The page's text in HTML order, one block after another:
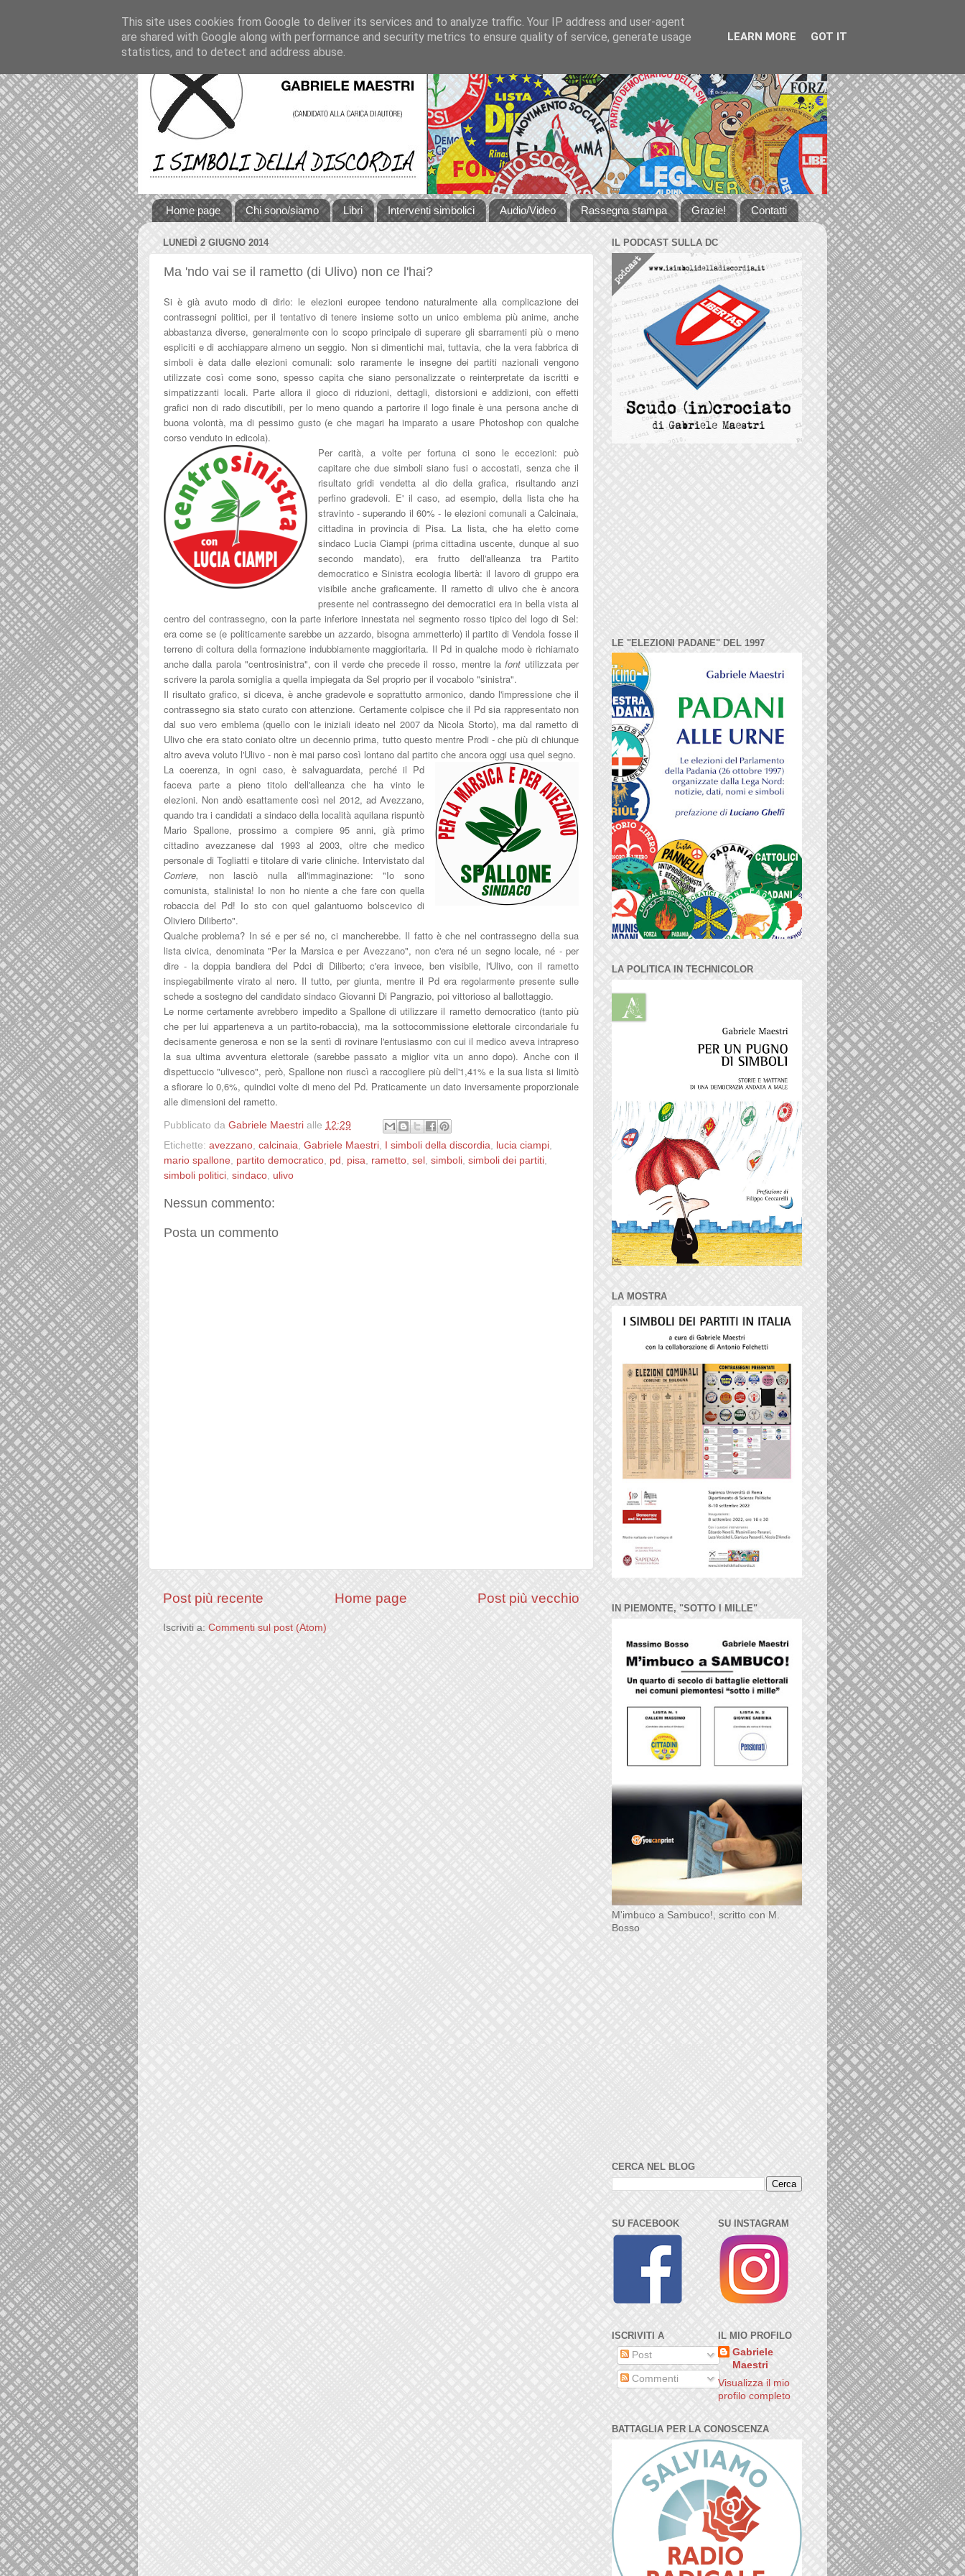
Home page Chi sono/siamo Libri Interventi simbolici Audio/Video Rassegna stampa Grazie! Contatti
LUNEDÌ 2 GIUGNO 2014
Ma 'ndo vai se il rametto (di Ulivo) non ce l'hai?
Si è già avuto modo di dirlo: le elezioni europee tendono naturalmente alla complicazione dei
contrassegni politici, per il tentativo di tenere insieme sotto un unico emblema più anime, anche
abbastanza diverse, generalmente con lo scopo principale di superare gli sbarramenti più o meno
espliciti e di acchiappare almeno un seggio. Non si dimentichi mai, tuttavia, che la vera fabbrica di
simboli è data dalle elezioni comunali: solo raramente le insegne dei partiti nazionali vengono
utilizzate così come sono, spesso capita che siano personalizzate o reinterpretate da iscritti e
simpatizzanti locali. Parte allora il gioco di riduzioni, dettagli, distorsioni e addizioni, con effetti
grafici non di rado discutibili, per lo meno quando a partorire il logo finale è una persona anche di
buona volontà, ma di pessimo gusto (e che magari ha imparato a usare Photoshop con qualche
corso venduto in edicola).
Per carità, a volte per fortuna ci sono le eccezioni: può
capitare che due simboli siano fusi o accostati, senza che il
risultato gridi vendetta al dio della grafica, risultando anzi
perfino gradevoli. E' il caso, ad esempio, della lista che ha
stravinto - superando il 60% - le elezioni comunali a Calcinaia,
cittadina in provincia di Pisa. La lista, che ha eletto come
sindaco Lucia Ciampi (prima cittadina uscente, dunque al suo
secondo mandato), era frutto dell'alleanza tra Partito
democratico e Sinistra ecologia libertà: il lavoro di gruppo era
visibile anche graficamente. Il rametto di ulivo che è ancora
presente nel contrassegno dei democratici era in bella vista al
centro del contrassegno, con la parte inferiore innestata nel segmento rosso tipico del logo di Sel:
era come se (e politicamente sarebbe un azzardo, bisogna ammetterlo) il partito di Vendola fosse il
terreno di coltura della formazione indubbiamente maggioritaria. Il Pd in qualche modo è richiamato
anche dalla parola "centrosinistra", con il verde che precede il rosso, mentre lafont utilizzata per
scrivere la parola somiglia a quella impiegata da Sel proprio per il vocabolo "sinistra".
Il risultato grafico, si diceva, è anche gradevole e soprattutto armonico, dando l'impressione che il
contrassegno sia stato curato con attenzione. Certamente colpisce che il Pd sia rappresentato non
dal suo vero emblema (quello con le iniziali ideato nel 2007 da Nicola Storto), ma dal rametto di
Ulivo che era stato coniato oltre un decennio prima, tutto questo mentre Prodi - che più di chiunque
altro aveva voluto l'Ulivo - non è mai parso così lontano dal partito che ancora oggi usa quel segno.
La coerenza, in ogni caso, è salvaguardata, perché il Pd
faceva parte a pieno titolo dell'alleanza che ha vinto le
elezioni. Non andò esattamente così nel 2012, ad Avezzano,
quando tra i candidati a sindaco della località aquilana rispuntò
Mario Spallone, prossimo a compiere 95 anni, già primo
cittadino avezzanese dal 1993 al 2003, oltre che medico
personale di Togliatti e titolare di varie cliniche. Intervistato dal
Corriere,
non lasciò nulla all'immaginazione: "Io sono
comunista, stalinista! Io non ho niente a che fare con quella
robaccia del Pd! Io sto con quel galantuomo bolscevico di
Oliviero Diliberto".
Qualche problema? In sé e per sé no, ci mancherebbe. Il fatto è che nel contrassegno della sua
lista civica, denominata "Per la Marsica e per Avezzano", non c'era né un segno locale, né - per
dire - la doppia bandiera del Pdci di Diliberto; c'era invece, ben visibile, l'Ulivo, con il rametto
inspiegabilmente virato al nero. Il tutto, per giunta, mentre il Pd era regolarmente presente sulle
schede a sostegno del candidato sindaco Giovanni Di Pangrazio, poi vittorioso al ballottaggio.
Le norme certamente avrebbero impedito a Spallone di utilizzare il rametto democratico (tanto più
che per lui apparteneva a un partito-robaccia), ma la sottocommissione elettorale circondariale fu
decisamente generosa e non se la sentì di rovinare l'entusiasmo con cui il medico aveva intrapreso
la sua ultima avventura elettorale (sarebbe passato a miglior vita un anno dopo). Anche con il
dispettuccio "ulivesco", però, Spallone non riuscì a raccogliere più dell'1,41% e la sua lista si limitò
a sfiorare lo 0,6%, quindici volte di meno del Pd. Praticamente un dato inversamente proporzionale
alle dimensioni del rametto.
Pubblicato da Gabriele Maestri alle 12:29
Etichette: avezzano calcinaia Gabriele Maestri I simboli della discordia lucia ciampi
mario spallone
partito democratico pd pisa rametto sel simboli simboli dei partiti
simboli politici sindaco ulivo
Nessun commento:
Posta un commento
Post più recente Post più vecchio
Home page
Iscriviti a: Commenti sul post (Atom)
IL PODCAST SULLA DC
LE "ELEZIONI PADANE" DEL 1997
LA POLITICA IN TECHNICOLOR
LA MOSTRA
IN PIEMONTE, "SOTTO I MILLE"
M'imbuco a Sambuco!, scritto con M.
Bosso
CERCA NEL BLOG
SU FACEBOOK
ISCRIVITI A
Post
Commenti
SU INSTAGRAM
IL MIO PROFILO
Gabriele
Maestri
Visualizza il mio
profilo completo
BATTAGLIA PER LA CONOSCENZA
This site uses cookies from Google to deliver its services and to analyze traffic. Your IP address and user-agent
are shared with Google along with performance and security metrics to ensure quality of service, generate usage
statistics, and to detect and address abuse.
LEARN MORE GOT IT